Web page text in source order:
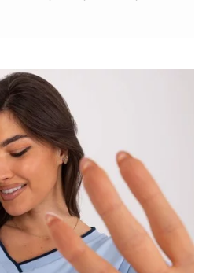
spotkanie z przyjaciółmi.
bluzka z falbanką na